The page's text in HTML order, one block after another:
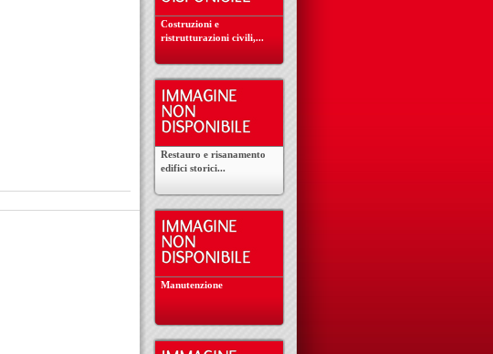
Costruzioni e
ristrutturazioni civili,...
Restauro e risanamento
edifici storici...
Manutenzione